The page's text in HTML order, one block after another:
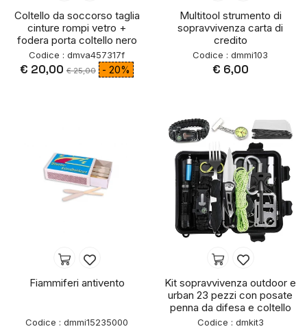
Coltello da soccorso taglia
cinture rompi vetro +
fodera porta coltello nero
Codice : dmva457317f
€ 20,00 € 25,00 - 20%
Multitool strumento di
sopravvivenza carta di
credito
Codice : dmmi103
€ 6,00
Fiammiferi antivento
Codice : dmmi15235000
Kit sopravvivenza outdoor e
urban 23 pezzi con posate
penna da difesa e coltello
Codice : dmkit3